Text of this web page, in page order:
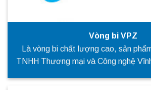
Vòng bi VPZ
Là vòng bi chất lượng cao, sản
TNHH Thương mại và Công nghệ